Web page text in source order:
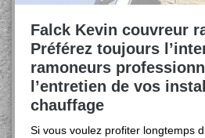
Falck Kevin couvreur
Préférez toujours
ramoneurs
l’entretien de vos
chauffage
Si vous voulez profiter longtemps